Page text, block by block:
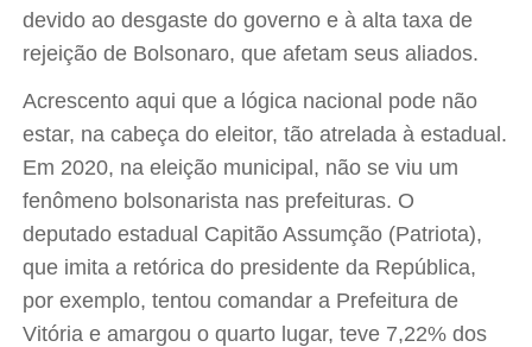
devido ao desgaste do governo e à alta taxa de
rejeição de Bolsonaro, que afetam seus aliados.
Acrescento aqui que a lógica nacional pode não
estar, na cabeça do eleitor, tão atrelada à estadual.
Em 2020, na eleição municipal, não se viu um
fenômeno bolsonarista nas prefeituras. O
deputado estadual Capitão Assumção (Patriota),
que imita a retórica do presidente da República,
por exemplo, tentou comandar a Prefeitura de
Vitória e amargou o quarto lugar, teve 7,22% dos